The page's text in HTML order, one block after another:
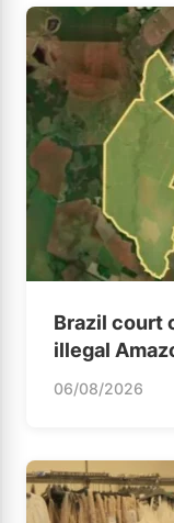
Brazil court
illegal
06/08/2026